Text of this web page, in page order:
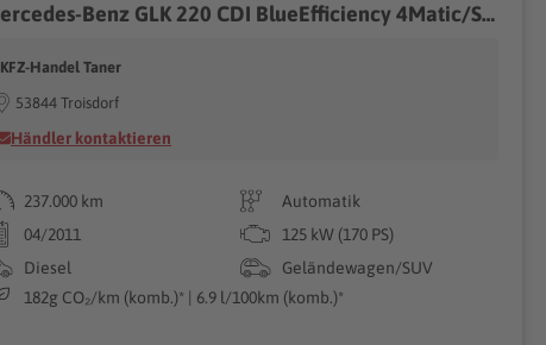
Mercedes-Benz GLK 220 CDI BlueEfficiency 4Matic/Sport Paket
KFZ-Handel Taner
53844 Troisdorf
Händler kontaktieren
237.000 km
Automatik
04/2011
125 kW (170 PS)
Diesel
Geländewagen/SUV
182g CO₂/km (komb.)* | 6.9 l/100km (komb.)*